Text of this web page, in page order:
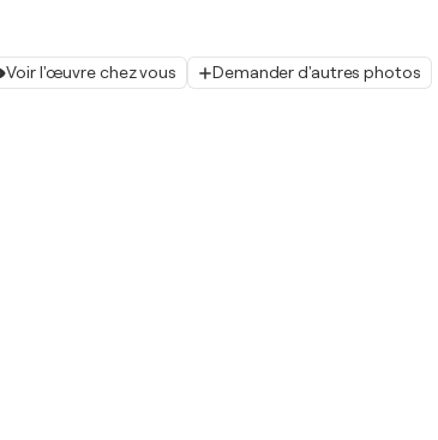
Voir l'œuvre chez vous Demander d'autres photos